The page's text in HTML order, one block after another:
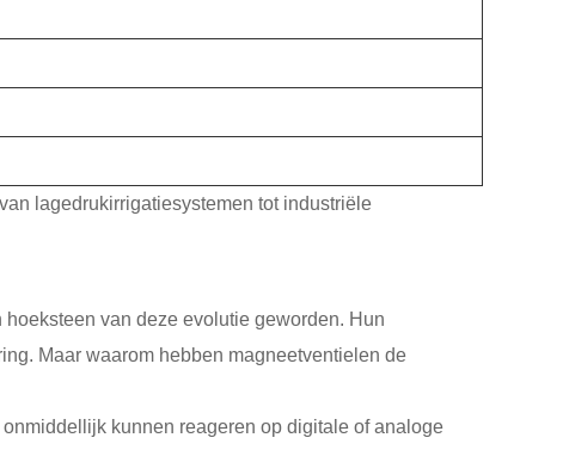
lagedrukirrigatiesystemen tot industriële
van deze evolutie geworden. Hun
Maar waarom hebben magneetventielen de
kunnen reageren op digitale of analoge